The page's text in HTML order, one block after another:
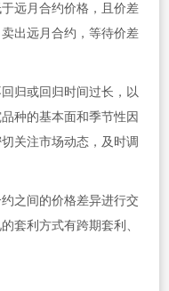
远月合约价格，且价差
出远月合约，等待价差
归或回归时间过长，以
种的基本面和季节性因
关注市场动态，及时调
之间的价格差异进行交
套利方式有跨期套利、